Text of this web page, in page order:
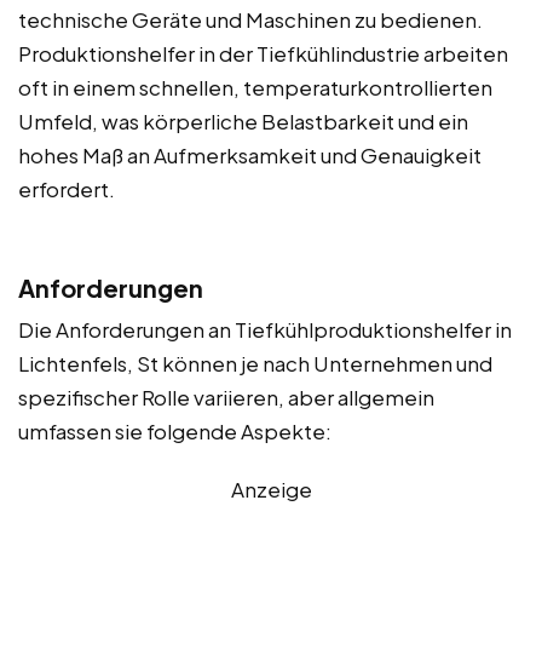
technische Geräte und Maschinen zu bedienen.
Produktionshelfer in der Tiefkühlindustrie arbeiten
oft in einem schnellen, temperaturkontrollierten
Umfeld, was körperliche Belastbarkeit und ein
hohes Maß an Aufmerksamkeit und Genauigkeit
erfordert.
Anforderungen
Die Anforderungen an Tiefkühlproduktionshelfer in
Lichtenfels, St können je nach Unternehmen und
spezifischer Rolle variieren, aber allgemein
umfassen sie folgende Aspekte:
Anzeige